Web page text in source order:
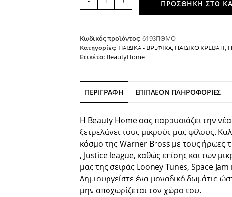
6193
Space
Jam
Εμπριμέ
ποσότητα
ΠΡΟΣΘΉΚΗ ΣΤΟ
Κωδικός προϊόντος: 6193ΠΘΜΟ
Κατηγορίες: ΠΑΙΔΙΚΑ - ΒΡΕΦΙΚΑ, ΠΑΙΔΙΚΟ ΚΡΕΒΑΤΙ,
Ετικέτα: BeautyHome
ΠΕΡΙΓΡΑΦΉ ΕΠΙΠΛΈΟΝ ΠΛΗΡΟΦΟΡΊΕΣ
Η Beauty Home σας παρουσιάζει την
ξετρελάνει τους μικρούς μας φίλους.
κόσμο της Warner Bross με τους ήρωες
, Justice league, καθώς επίσης και των
μας της σειράς Looney Tunes, Space Jam
Δημιουργείστε ένα μοναδικό δωμάτιο
μην αποχωρίζεται τον χώρο του.